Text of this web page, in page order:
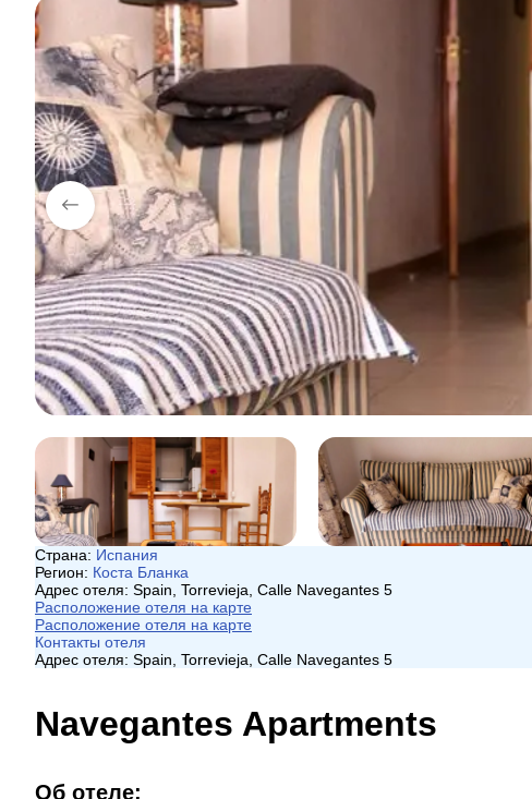
Страна: Испания
Регион: Коста Бланка
Адрес отеля: Spain, Torrevieja, Calle Navegantes 5
Расположение отеля на карте
Расположение отеля на карте
Контакты отеля
Адрес отеля: Spain, Torrevieja, Calle Navegantes 5
Navegantes Apartments
Об отеле: